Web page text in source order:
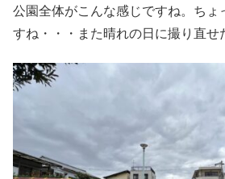
公園全体がこんな感じですね。ちょ
すね・・・また晴れの日に撮り直せ